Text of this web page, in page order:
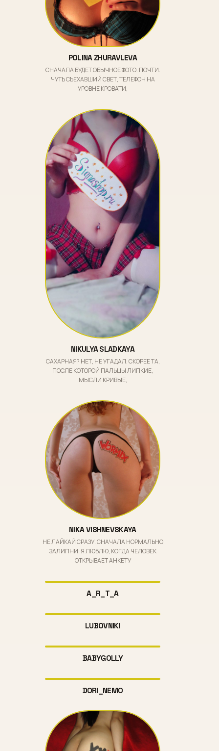
POLINA ZHURAVLEVA
СНАЧАЛА БУДЕТ ОБЫЧНОЕ ФОТО. ПОЧТИ.
ЧУТЬ СЪЕХАВШИЙ СВЕТ, ТЕЛЕФОН НА
УРОВНЕ КРОВАТИ,
NIKULYA SLADKAYA
САХАРНАЯ? НЕТ, НЕ УГАДАЛ. СКОРЕЕ ТА,
ПОСЛЕ КОТОРОЙ ПАЛЬЦЫ ЛИПКИЕ,
МЫСЛИ КРИВЫЕ,
NIKA VISHNEVSKAYA
НЕ ЛАЙКАЙ СРАЗУ. СНАЧАЛА НОРМАЛЬНО
ЗАЛИПНИ. Я ЛЮБЛЮ, КОГДА ЧЕЛОВЕК
ОТКРЫВАЕТ АНКЕТУ
A_R_T_A
LUBOVNIKI
BABYGOLLY
DORI_NEMO